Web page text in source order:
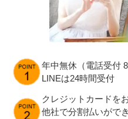
年中無休（電話受付
LINEは24時間受付
クレジットカードを
他社で分割払いがで